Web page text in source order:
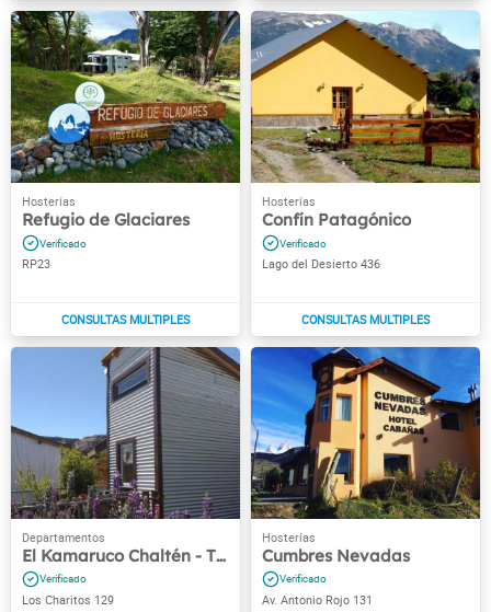
Refugio de Glaciares
RP23
Confín Patagónico
Lago del Desierto 436
El Kamaruco Chaltén - Tiny House
Los Charitos 129
Cumbres Nevadas
Av. Antonio Rojo 131